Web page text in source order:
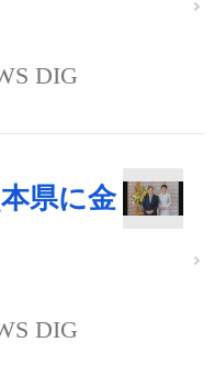
DIG
県に金
DIG